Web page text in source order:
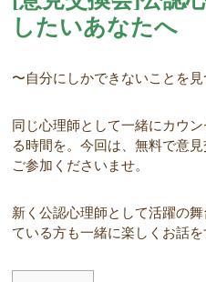
したいあなたへ
〜自分にしかできないことを
同じ心理師として一緒にカウ
る時間を。今回は、無料で意
ご参加くださいませ。
新く公認心理師として活躍の
ている方も一緒に楽しくお話を